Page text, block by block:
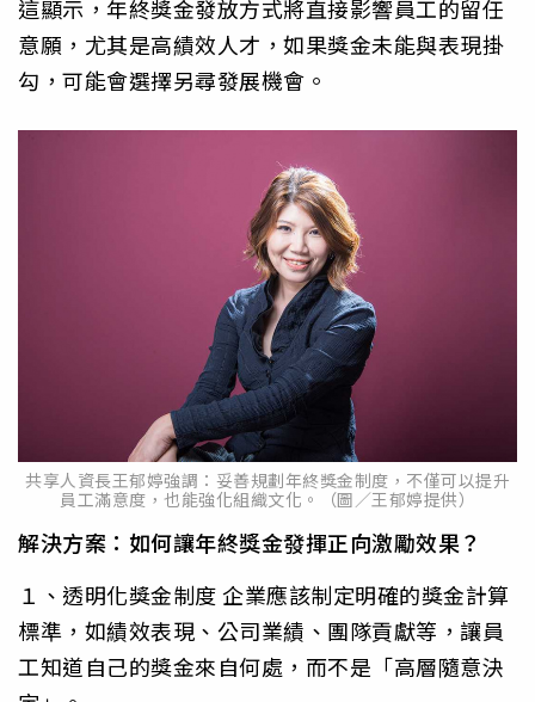
這顯示，年終獎金發放方式將直接影響員工的留任
意願，尤其是高績效人才，如果獎金未能與表現掛
勾，可能會選擇另尋發展機會。
共享人資長王郁婷強調：妥善規劃年終獎金制度，不僅可以提升
員工滿意度，也能強化組織文化。（圖／王郁婷提供）
解決方案：如何讓年終獎金發揮正向激勵效果？
１、透明化獎金制度 企業應該制定明確的獎金計算
標準，如績效表現、公司業績、團隊貢獻等，讓員
工知道自己的獎金來自何處，而不是「高層隨意決